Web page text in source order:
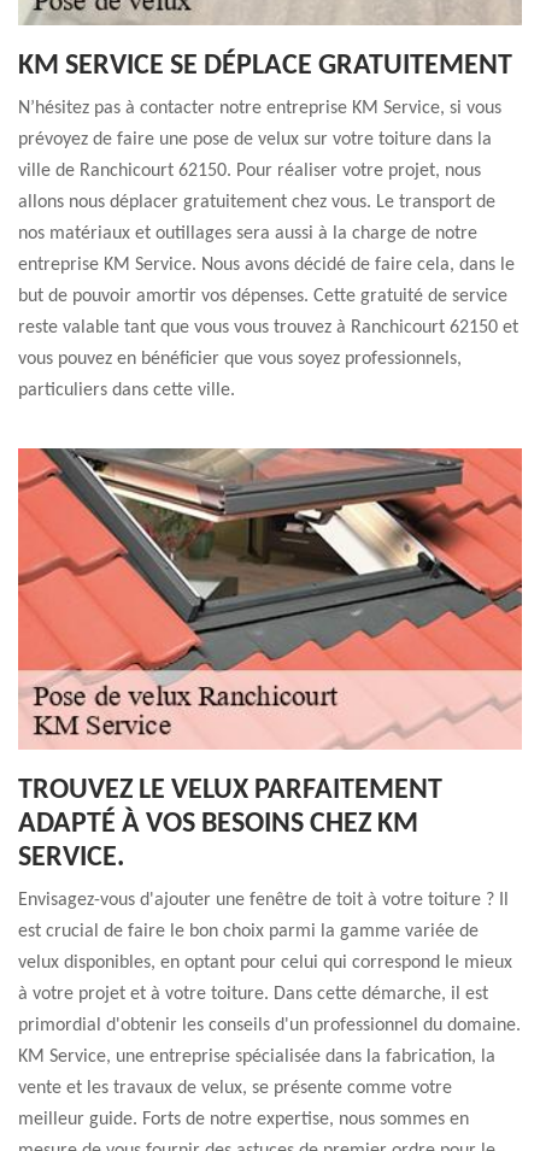
KM SERVICE SE DÉPLACE GRATUITEMENT
N’hésitez pas à contacter notre entreprise KM Service, si vous
prévoyez de faire une pose de velux sur votre toiture dans la
ville de Ranchicourt 62150. Pour réaliser votre projet, nous
allons nous déplacer gratuitement chez vous. Le transport de
nos matériaux et outillages sera aussi à la charge de notre
entreprise KM Service. Nous avons décidé de faire cela, dans le
but de pouvoir amortir vos dépenses. Cette gratuité de service
reste valable tant que vous vous trouvez à Ranchicourt 62150 et
vous pouvez en bénéficier que vous soyez professionnels,
particuliers dans cette ville.
TROUVEZ LE VELUX PARFAITEMENT
ADAPTÉ À VOS BESOINS CHEZ KM
SERVICE.
Envisagez-vous d'ajouter une fenêtre de toit à votre toiture ? Il
est crucial de faire le bon choix parmi la gamme variée de
velux disponibles, en optant pour celui qui correspond le mieux
à votre projet et à votre toiture. Dans cette démarche, il est
primordial d'obtenir les conseils d'un professionnel du domaine.
KM Service, une entreprise spécialisée dans la fabrication, la
vente et les travaux de velux, se présente comme votre
meilleur guide. Forts de notre expertise, nous sommes en